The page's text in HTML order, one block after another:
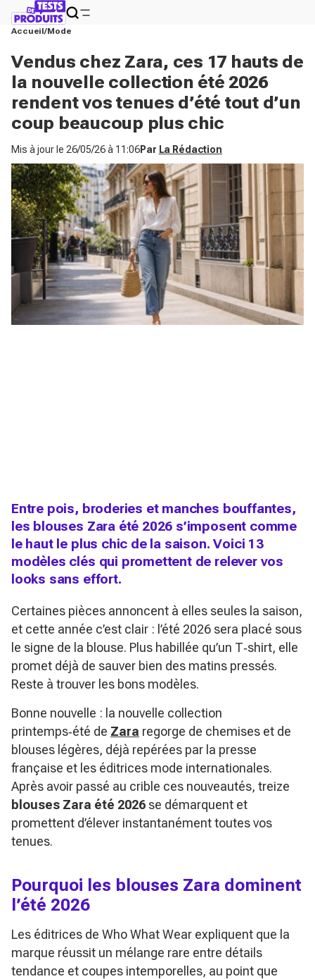
Accueil Mode
Vendus chez Zara, ces 17 hauts de
la nouvelle collection été 2026
rendent vos tenues d’été tout d’un
coup beaucoup plus chic
Mis à jour le 26/05/26 à 11:06Par La Rédaction
Entre pois, broderies et manches bouffantes,
les blouses Zara été 2026 s’imposent comme
le haut le plus chic de la saison. Voici 13
modèles clés qui promettent de relever vos
looks sans effort.
Certaines pièces annoncent à elles seules la saison,
et cette année c’est clair : l’été 2026 sera placé sous
le signe de la blouse. Plus habillée qu’un T‑shirt, elle
promet déjà de sauver bien des matins pressés.
Reste à trouver les bons modèles.
Bonne nouvelle : la nouvelle collection
printemps‑été de Zara regorge de chemises et de
blouses légères, déjà repérées par la presse
française et les éditrices mode internationales.
Après avoir passé au crible ces nouveautés, treize
blouses Zara été 2026 se démarquent et
promettent d’élever instantanément toutes vos
tenues.
Pourquoi les blouses Zara dominent
l’été 2026
Les éditrices de Who What Wear expliquent que la
marque réussit un mélange rare entre détails
tendance et coupes intemporelles, au point que